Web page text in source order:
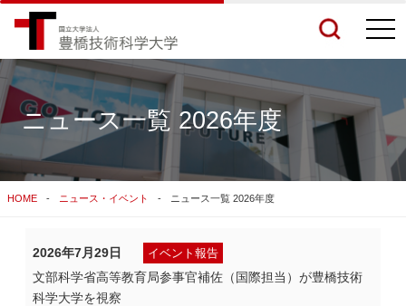
検索結果をもっと見る
ニュース一覧 2026年度
HOME ニュース・イベント ニュース一覧 2026年度
2026年7月29日 イベント報告
文部科学省高等教育局参事官補佐（国際担当）が豊橋技術
科学大学を視察